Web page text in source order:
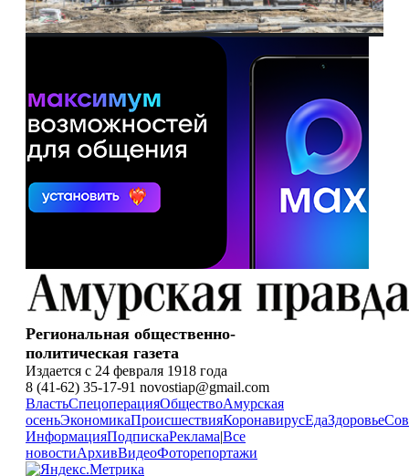
Региональная общественно-
политическая газета
Издается с 24 февраля 1918 года
8 (41-62) 35-17-91 novostiap@gmail.com
ВластьСпецоперацияОбществоАмурская
осеньЭкономикаПроисшествияКоронавирусЕдаЗдоровье
ИнформацияПодпискаРеклама|Все
новостиАрхивВидеоФоторепортажи